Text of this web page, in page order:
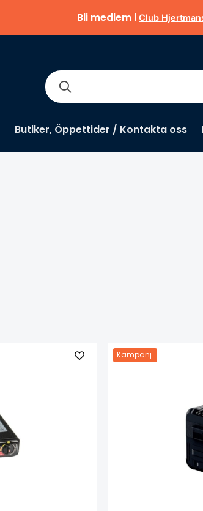
Bli medlem i Club
Butiker, Öppettider / Kontakta oss
Kampanj